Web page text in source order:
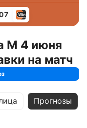
М 4 июня
на матч
Прогнозы